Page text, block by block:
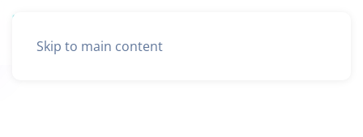
Skip to main content